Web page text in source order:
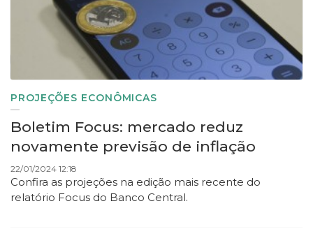
PROJEÇÕES ECONÔMICAS
Boletim Focus: mercado reduz
novamente previsão de inflação
22/01/2024 12:18
Confira as projeções na edição mais recente do
relatório Focus do Banco Central.